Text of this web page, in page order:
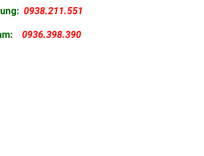
0938.211.551
0936.398.390